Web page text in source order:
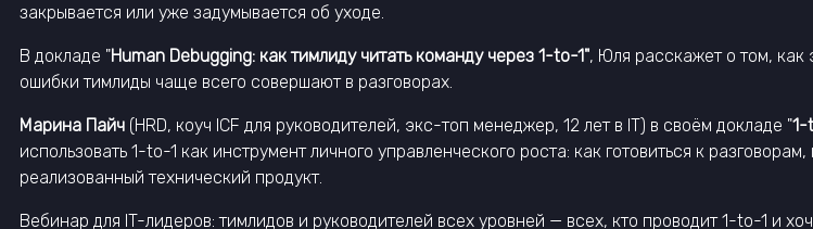
закрывается или уже задумывается об уходе.
В докладе "Human Debugging: как тимлиду читать команду через 1-to-1", Юля расскажет о том, как
ошибки тимлиды чаще всего совершают в разговорах.
Марина Пайч (HRD, коуч ICF для руководителей, экс-топ менеджер, 12 лет в IT) в своём докладе "1-
использовать 1-to-1 как инструмент личного управленческого роста: как готовиться к
реализованный технический продукт.
Вебинар для IT-лидеров: тимлидов и руководителей всех уровней — всех, кто проводит 1-to-1 и